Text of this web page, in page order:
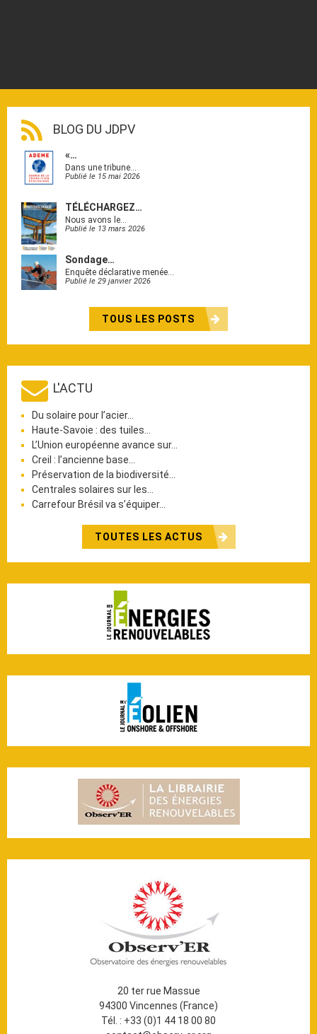
BLOG DU JDPV
«…
Dans une tribune…
Publié le 15 mai 2026
TÉLÉCHARGEZ…
Nous avons le…
Publié le 13 mars 2026
Sondage…
Enquête déclarative menée…
Publié le 29 janvier 2026
TOUS LES POSTS
L'ACTU
Du solaire pour l’acier…
Haute-Savoie : des tuiles…
L’Union européenne avance sur…
Creil : l’ancienne base…
Préservation de la biodiversité…
Centrales solaires sur les…
Carrefour Brésil va s’équiper…
TOUTES LES ACTUS
20 ter rue Massue
94300 Vincennes (France)
Tél. : +33 (0)1 44 18 00 80